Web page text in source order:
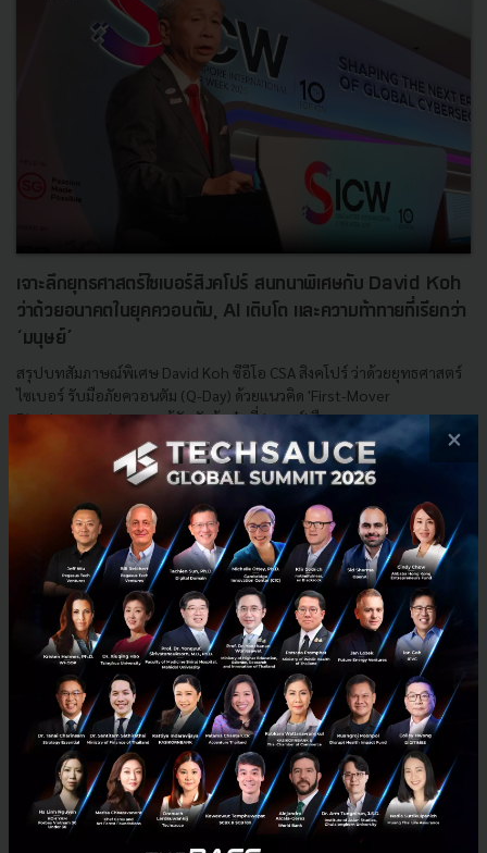
เจาะลึกยุทธศาสตร์ไซเบอร์สิงคโปร์ สนทนาพิเศษกับ David Koh
ว่าด้วยอนาคตในยุคควอนตัม, AI เติบโต และความท้าทายที่เรียกว่า
‘มนุษย์’
สรุปบทสัมภาษณ์พิเศษ David Koh ซีอีโอ CSA สิงคโปร์ ว่าด้วยยุทธศาสตร์
ไซเบอร์ รับมือภัยควอนตัม (Q-Day) ด้วยแนวคิด 'First-Mover
Disadvantage' และการสู้กับภัยต้มตุ๋นที่ 'มนุษย์' คือจุดอ...
พฤศจิกายน 12, 2025| By
Techsauce Team
Based On AI CSA Q-Day Scams
×